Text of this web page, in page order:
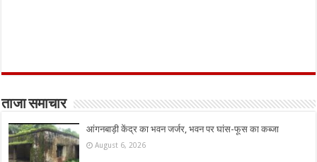
ताजा समाचार
आंगनबाड़ी केंद्र का भवन जर्जर, भवन पर घांस-फूस का कब्जा
August 6, 2026